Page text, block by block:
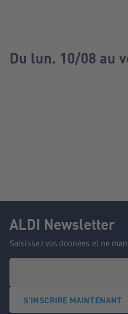
Du lun. 10/08 au
ALDI Newsletter
Saisissez vos données et ne
S'INSCRIRE MAINTENANT